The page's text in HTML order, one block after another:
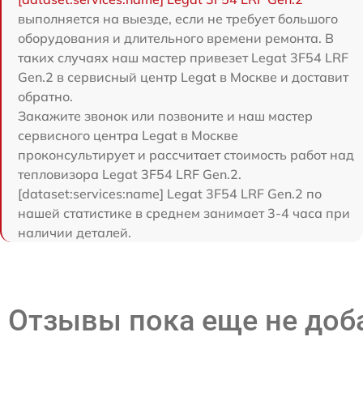
выполняется на выезде, если не требует большого
оборудования и длительного времени ремонта. В
таких случаях наш мастер привезет Legat 3F54 LRF
Gen.2 в сервисный центр Legat в Москве и доставит
обратно.
Закажите звонок или позвоните и наш мастер
сервисного центра Legat в Москве
проконсультирует и рассчитает стоимость работ над
тепловизора Legat 3F54 LRF Gen.2.
[dataset:services:name] Legat 3F54 LRF Gen.2 по
нашей статистике в среднем занимает 3-4 часа при
наличии деталей.
Отзывы пока еще не